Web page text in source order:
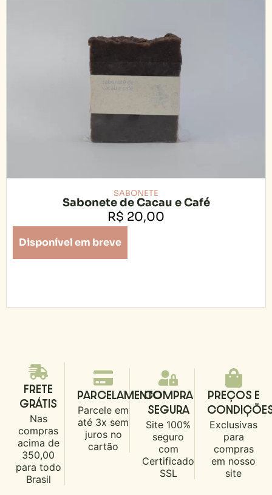
SABONETE
Sabonete de Cacau e Café
R$ 20,00
Disponível em breve
FRETE
GRÁTIS
Nas
compras
acima de
350,00
para todo
Brasil
PARCELAMENTO
Parcele em
até 3x sem
juros no
cartão
COMPRA
SEGURA
Site 100%
seguro
com
Certificado
SSL
PREÇOS E
Exclusivas
para
compras
em nosso
site